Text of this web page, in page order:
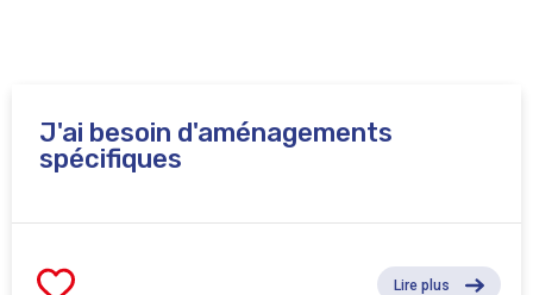
J'ai besoin d'aménagements
spécifiques
Lire plus